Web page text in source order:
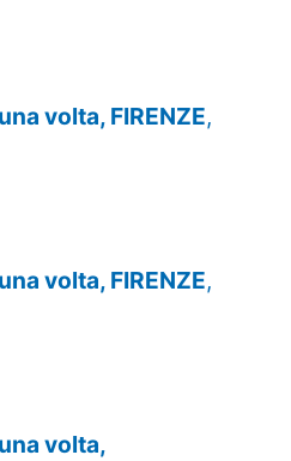
volta, FIRENZE,
volta, FIRENZE,
volta,